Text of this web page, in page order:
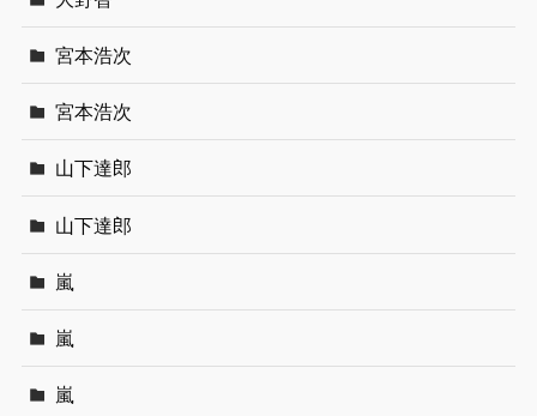
宮本浩次
宮本浩次
山下達郎
山下達郎
嵐
嵐
嵐